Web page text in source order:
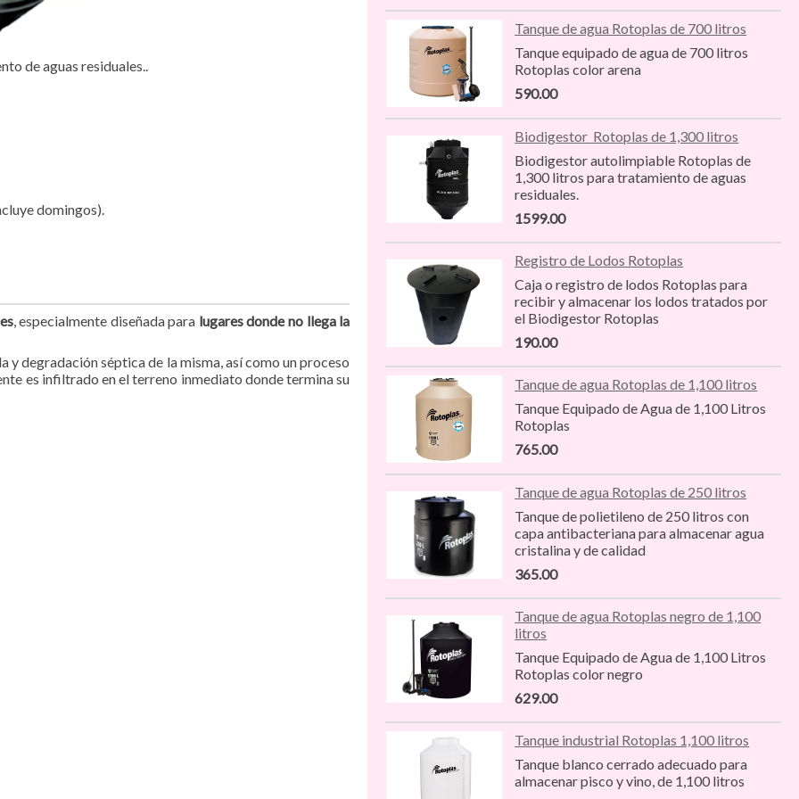
de aguas residuales..
domingos).
, especialmente diseñada para lugares donde no llega la
y degradación séptica de la misma, así como un proceso
es infiltrado en el terreno inmediato donde termina su
Tanque de agua Rotoplas de 700 litros
Tanque equipado de agua de 700 litros
Rotoplas color arena
590.00
Biodigestor Rotoplas de 1,300 litros
Biodigestor autolimpiable Rotoplas de
1,300 litros para tratamiento de aguas
residuales.
1599.00
Registro de Lodos Rotoplas
Caja o registro de lodos Rotoplas para
recibir y almacenar los lodos tratados por
el Biodigestor Rotoplas
190.00
Tanque de agua Rotoplas de 1,100 litros
Tanque Equipado de Agua de 1,100 Litros
Rotoplas
765.00
Tanque de agua Rotoplas de 250 litros
Tanque de polietileno de 250 litros con
capa antibacteriana para almacenar agua
cristalina y de calidad
365.00
Tanque de agua Rotoplas negro de 1,100
litros
Tanque Equipado de Agua de 1,100 Litros
Rotoplas color negro
629.00
Tanque industrial Rotoplas 1,100 litros
Tanque blanco cerrado adecuado para
almacenar pisco y vino, de 1,100 litros